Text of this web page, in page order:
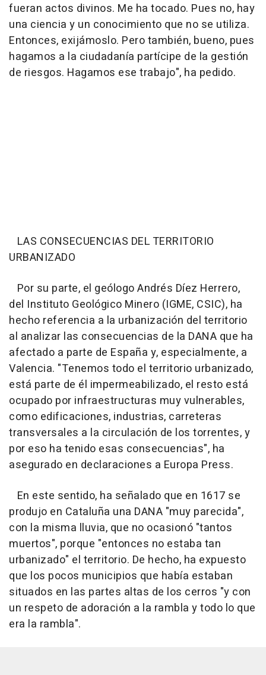
fueran actos divinos. Me ha tocado. Pues no, hay
una ciencia y un conocimiento que no se utiliza.
Entonces, exijámoslo. Pero también, bueno, pues
hagamos a la ciudadanía partícipe de la gestión
de riesgos. Hagamos ese trabajo", ha pedido.
LAS CONSECUENCIAS DEL TERRITORIO
URBANIZADO
Por su parte, el geólogo Andrés Díez Herrero,
del Instituto Geológico Minero (IGME, CSIC), ha
hecho referencia a la urbanización del territorio
al analizar las consecuencias de la DANA que ha
afectado a parte de España y, especialmente, a
Valencia. "Tenemos todo el territorio urbanizado,
está parte de él impermeabilizado, el resto está
ocupado por infraestructuras muy vulnerables,
como edificaciones, industrias, carreteras
transversales a la circulación de los torrentes, y
por eso ha tenido esas consecuencias", ha
asegurado en declaraciones a Europa Press.
En este sentido, ha señalado que en 1617 se
produjo en Cataluña una DANA "muy parecida",
con la misma lluvia, que no ocasionó "tantos
muertos", porque "entonces no estaba tan
urbanizado" el territorio. De hecho, ha expuesto
que los pocos municipios que había estaban
situados en las partes altas de los cerros "y con
un respeto de adoración a la rambla y todo lo que
era la rambla".